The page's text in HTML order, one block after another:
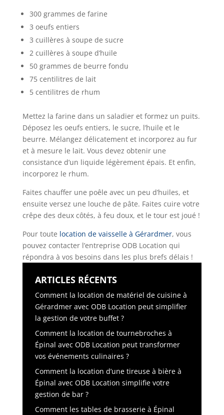
300 grammes de farine
3 oeufs entiers
3 cuillères à soupe de sucre
2 cuillères à soupe d’huile
50 grammes de beurre fondu
75 centilitres de lait
5 centilitres de rhum
Mettez la farine dans un saladier et formez un puits.
Déposez les oeufs entiers, le sucre, l’huile et le
beurre. Mélangez délicatement et incorporez au fur
et à mesure le lait. Vous devez obtenir une
consistance d’un liquide légèrement épais. Et enfin,
incorporez le rhum.
Faites chauffer une poêle avec un peu d’huiles, et
ensuite versez une louche de pâte. Faites cuire votre
crêpe des deux côtés, à feu doux, et le tour est joué !
Pour toute location de vaisselle à Gérardmer, vous
pouvez contacter l’entreprise ODB Location qui
répondra à vos besoins dans les plus brefs délais !
ARTICLES RÉCENTS
Comment la location de matériel de cuisine à
Gérardmer avec ODB Location peut simplifier
la gestion de votre buffet ?
Comment la location de tournebroches à
Épinal avec ODB Location peut transformer
vos événements culinaires ?
Comment la location d’une tireuse à bière à
Épinal avec ODB Location simplifie votre
gestion de bar ?
Comment les tables de brasserie à Épinal